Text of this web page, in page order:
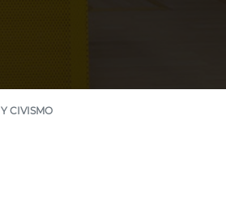
CIVISMO